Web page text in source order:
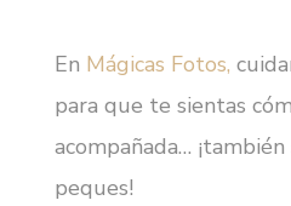
En Mágicas Fotos,
para que te sientas
acompañada…
peques!